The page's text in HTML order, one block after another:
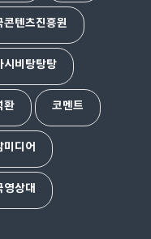
콘텐츠진흥원
시비탕탕탕
환 코멘트
미디어
영상대